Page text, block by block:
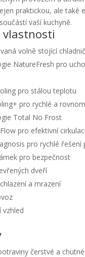
praktickou, ale také
vaší kuchyně.
vlastnosti
volně stojící
NatureFresh pro
pro stálou teplotu
pro rychlé a
Total No Frost
pro efektivní
pro rychlé řešení
pro bezpečnost
dveří
a mrazení
vzhled
čerstvé a